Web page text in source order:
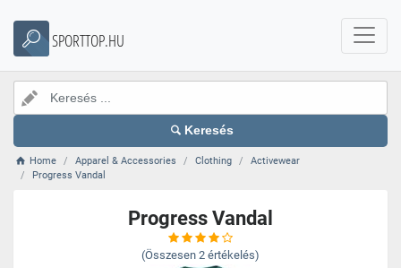
SPORTTOP.HU
Keresés
Home Apparel & Accessories Clothing
Activewear
Progress Vandal
Progress Vandal
(Összesen 2 értékelés)